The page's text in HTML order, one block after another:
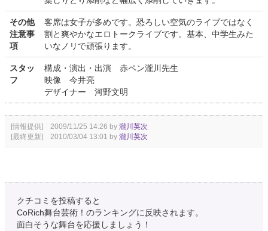
その他
注意事
項
客席は女子が多めです。恐ろしい空気のライブではなく
割と爽やかなエロトークライブです。基本、中学生みた
いなノリで頑張ります。
スタッ
フ
構成・演出・出演 赤ペン瀧川先生
映像 今井亮
デザイナー 河野文明
[情報提供] 2009/11/25 14:26 by 瀧川英次
[最終更新] 2010/03/04 13:01 by 瀧川英次
クチコミを投稿すると
CoRich舞台芸術！のランキングに反映されます。
面白そうな舞台を応援しましょう！